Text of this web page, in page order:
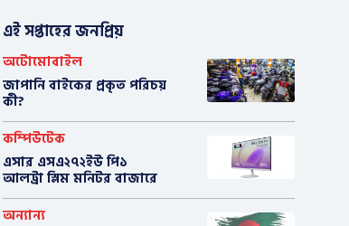
এই সপ্তাহের জনপ্রিয়
অটোমোবাইল
​জাপানি বাইকের প্রকৃত পরিচয়
কী?
কম্পিউটেক
এসার এসএ২৭২ইউ পি১
আলট্রা স্লিম মনিটর বাজারে
অন্যান্য